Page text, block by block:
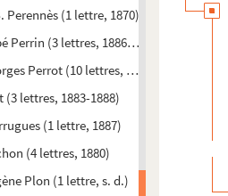
Perennès (1 lettre, 1870)
Perrin (3 lettres, 1886-1887)
Perrot (10 lettres, 1869-1890)
(3 lettres, 1883-1888)
(1 lettre, 1887)
(4 lettres, 1880)
Plon (1 lettre, s. d.)